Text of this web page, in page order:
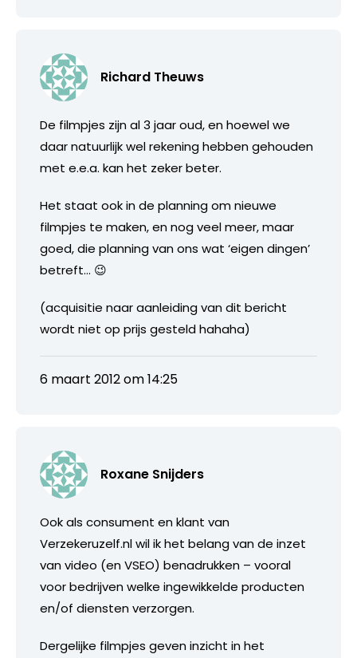
Richard Theuws
De filmpjes zijn al 3 jaar oud, en hoewel we
daar natuurlijk wel rekening hebben gehouden
met e.e.a. kan het zeker beter.
Het staat ook in de planning om nieuwe
filmpjes te maken, en nog veel meer, maar
goed, die planning van ons wat ‘eigen dingen’
betreft… 😉
(acquisitie naar aanleiding van dit bericht
wordt niet op prijs gesteld hahaha)
6 maart 2012 om 14:25
Roxane Snijders
Ook als consument en klant van
Verzekeruzelf.nl wil ik het belang van de inzet
van video (en VSEO) benadrukken – vooral
voor bedrijven welke ingewikkelde producten
en/of diensten verzorgen.
Dergelijke filmpjes geven inzicht in het